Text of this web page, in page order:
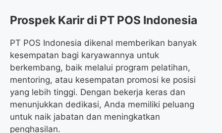
Prospek Karir di PT POS Indonesia
PT POS Indonesia dikenal memberikan banyak
kesempatan bagi karyawannya untuk
berkembang, baik melalui program pelatihan,
mentoring, atau kesempatan promosi ke posisi
yang lebih tinggi. Dengan bekerja keras dan
menunjukkan dedikasi, Anda memiliki peluang
untuk naik jabatan dan meningkatkan
penghasilan.